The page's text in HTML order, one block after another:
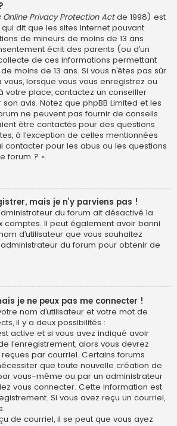
Online Privacy Protection Actde 1998) est
dit que les sites Internet pouvant
de mineurs de moins de 13 ans
écrit des parents (ou d’un
de ces informations permettant
moins de 13 ans. Si vous n’êtes pas sûr
vous, lorsque vous vous enregistrez ou
votre place, contactez un conseiller
avis. Notez que phpBB Limited et les
ne peuvent pas fournir de conseils
être contactés pour des questions
à l’exception de celles mentionnées
contacter pour les abus ou les questions
forum ? ».
mais je n’y parviens pas !
du forum ait désactivé la
comptes. Il peut également avoir banni
d’utilisateur que vous souhaitez
du forum pour obtenir de
je ne peux pas me connecter !
nom d’utilisateur et votre mot de
il y a deux possibilités :
active et si vous avez indiqué avoir
l’enregistrement, alors vous devrez
par courriel. Certains forums
que toute nouvelle création de
vous-même ou par un administrateur
vous connecter. Cette information est
Si vous avez reçu un courriel,
de courriel, il se peut que vous ayez